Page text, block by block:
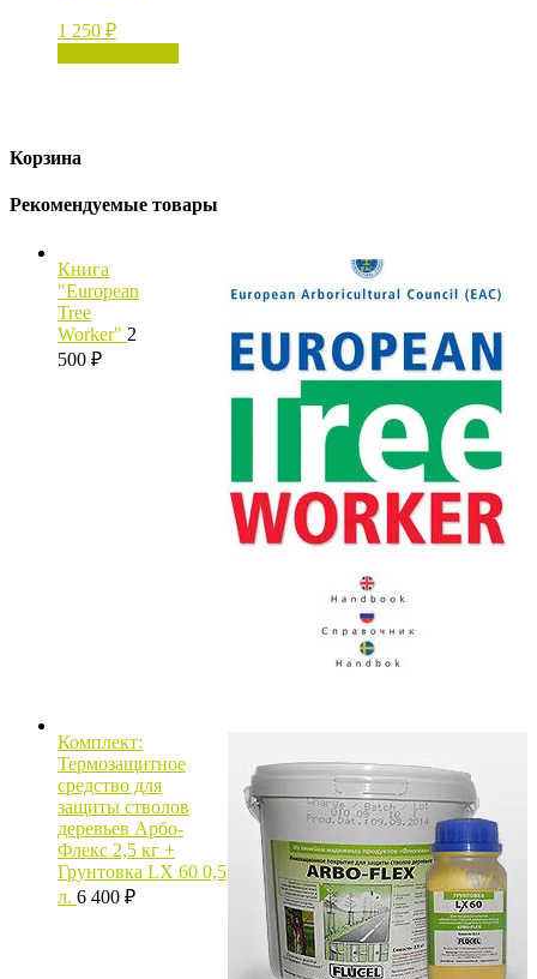
1 250 ₽
Корзина
Рекомендуемые товары
Книга
"European
Tree
Worker" 2
500 ₽
Комплект:
Термозащитное
средство для
защиты стволов
деревьев Арбо-
Флекс 2,5 кг +
Грунтовка LX 60 0,5
л. 6 400 ₽